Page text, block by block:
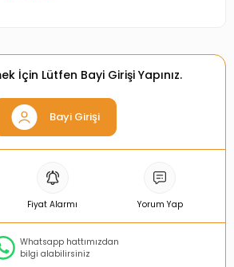
İçin Lütfen Bayi Girişi Yapınız.
Bayi Girişi
Fiyat Alarmı Yorum Yap
Whatsapp hattımızdan
bilgi alabilirsiniz